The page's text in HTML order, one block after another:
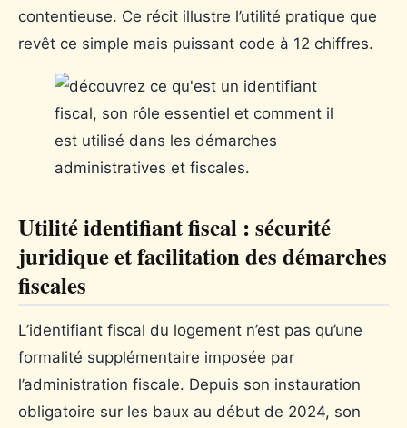
contentieuse. Ce récit illustre l’utilité pratique que
revêt ce simple mais puissant code à 12 chiffres.
Utilité identifiant fiscal : sécurité
juridique et facilitation des démarches
fiscales
L’identifiant fiscal du logement n’est pas qu’une
formalité supplémentaire imposée par
l’administration fiscale. Depuis son instauration
obligatoire sur les baux au début de 2024, son